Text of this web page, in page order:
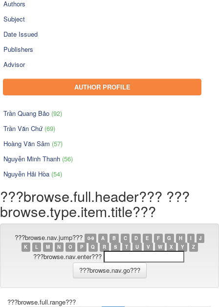
Authors
Subject
Date Issued
Publishers
Advisor
AUTHOR PROFILE
Trần Quang Bảo (92)
Trần Văn Chứ (69)
Hoàng Văn Sâm (57)
Nguyễn Minh Thanh (56)
Nguyễn Hải Hòa (54)
???browse.full.header??? ???
browse.type.item.title???
???browse.nav.jump??? 0-9 A B C D E F G H I
J
K
L M N O P Q R S T U V W X Y Z
???browse.nav.enter???
???browse.full.range???